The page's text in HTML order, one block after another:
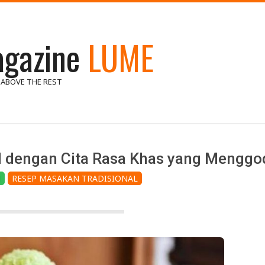
LUME
THE REST
Cita Rasa Khas yang
RESEP MASAKAN TRADISIONAL